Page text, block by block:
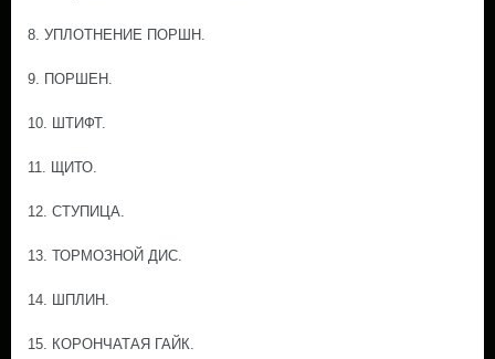
8. УПЛОТНЕНИЕ ПОРШН.
9. ПОРШЕН.
10. ШТИФТ.
11. ЩИТО.
12. СТУПИЦА.
13. ТОРМОЗНОЙ ДИС.
14. ШПЛИН.
15. КОРОНЧАТАЯ ГАЙК.